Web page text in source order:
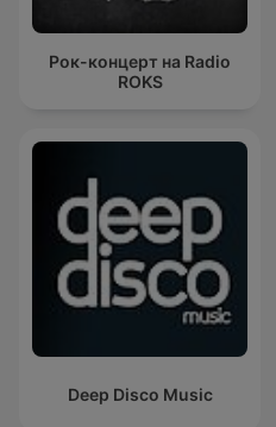
Рок-концерт на Radio
ROKS
Deep Disco Music